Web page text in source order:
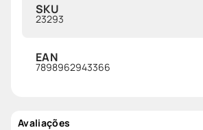
SKU
23293
EAN
7898962943366
Avaliações